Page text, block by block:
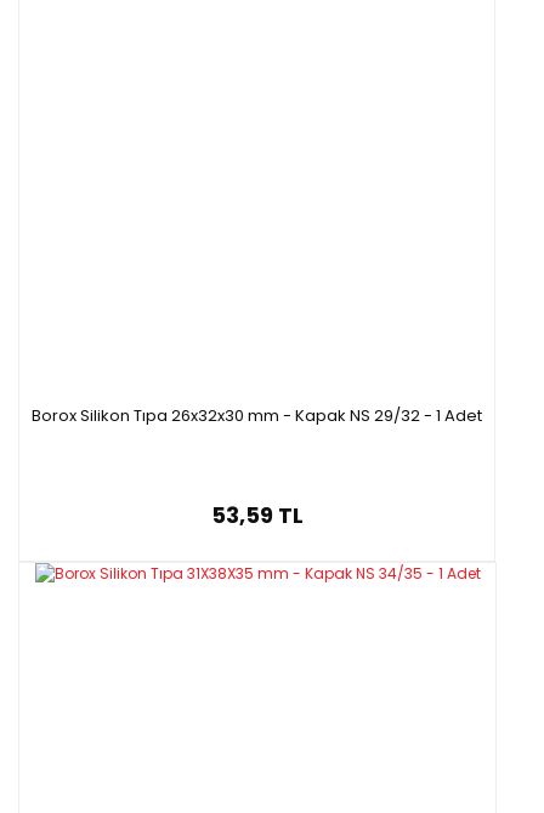
Borox Silikon Tıpa 26x32x30 mm - Kapak NS 29/32 - 1 Adet
53,59 TL